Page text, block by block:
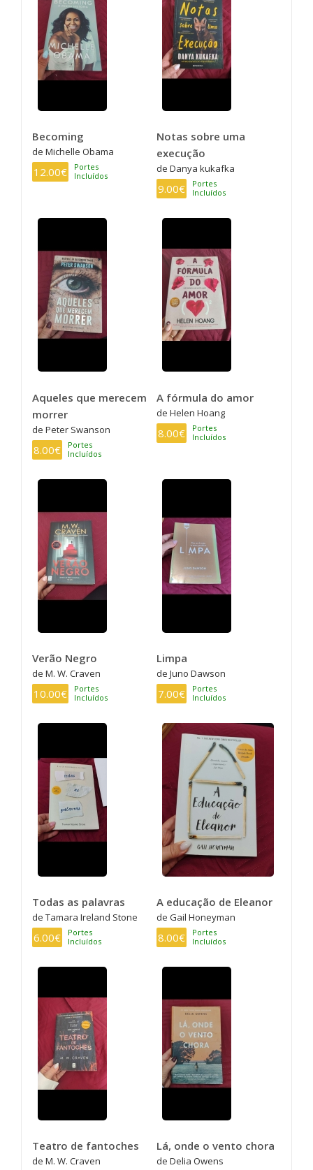
Becoming
de Michelle Obama
12.00€
Portes
Incluídos
Notas sobre uma
execução
de Danya kukafka
9.00€
Portes
Incluídos
Aqueles que merecem
morrer
de Peter Swanson
8.00€
Portes
Incluídos
A fórmula do amor
de Helen Hoang
8.00€
Portes
Incluídos
Verão Negro
de M. W. Craven
10.00€
Portes
Incluídos
Limpa
de Juno Dawson
7.00€
Portes
Incluídos
Todas as palavras
de Tamara Ireland Stone
6.00€
Portes
Incluídos
A educação de Eleanor
de Gail Honeyman
8.00€
Portes
Incluídos
Teatro de fantoches
de M. W. Craven
Lá, onde o vento chora
de Delia Owens